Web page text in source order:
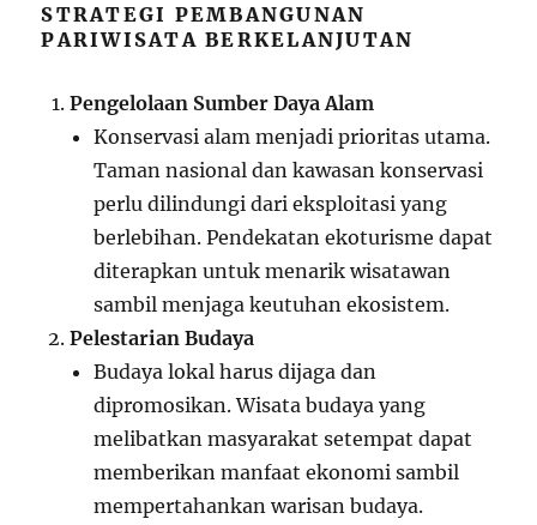
STRATEGI PEMBANGUNAN
PARIWISATA BERKELANJUTAN
Pengelolaan Sumber Daya Alam
Konservasi alam menjadi prioritas utama.
Taman nasional dan kawasan konservasi
perlu dilindungi dari eksploitasi yang
berlebihan. Pendekatan ekoturisme dapat
diterapkan untuk menarik wisatawan
sambil menjaga keutuhan ekosistem.
Pelestarian Budaya
Budaya lokal harus dijaga dan
dipromosikan. Wisata budaya yang
melibatkan masyarakat setempat dapat
memberikan manfaat ekonomi sambil
mempertahankan warisan budaya.